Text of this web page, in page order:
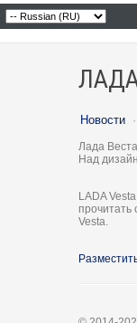
ЛАДА
Новости ·
Лада
Над
LADA
прочитать
Vesta.